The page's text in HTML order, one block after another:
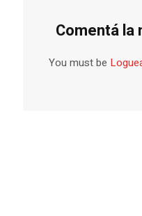
Comentá la
You must be